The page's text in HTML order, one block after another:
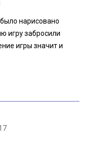
нарисовано
игру забросили
игры значит и